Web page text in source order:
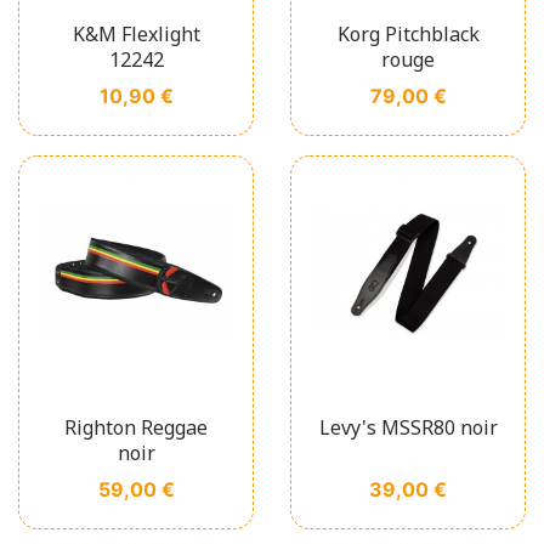
K&M Flexlight
12242
Prix
10,90 €
Korg Pitchblack
rouge
Prix
79,00 €
Righton Reggae
noir
Prix
59,00 €
Levy's MSSR80 noir
Prix
39,00 €